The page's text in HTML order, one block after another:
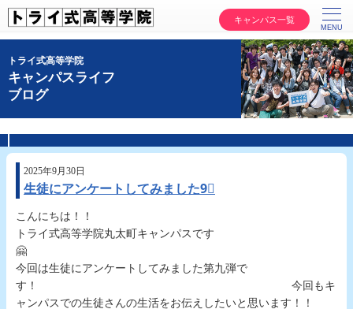
キャンパス一覧
トライ式高等学院
キャンパスライフ
ブログ
2025年9月30日
生徒にアンケートしてみました9⃣
こんにちは！！
トライ式高等学院丸太町キャンパスです
今回は生徒にアンケートしてみました第九弾で
す！ 今回もキ
ャンパスでの生徒さんの生活をお伝えしたいと思います！！